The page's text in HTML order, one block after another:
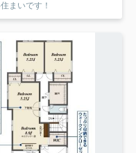
まいです！